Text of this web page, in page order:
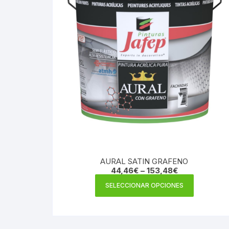
AURAL SATIN GRAFENO
44,46€– 153,48€
SELECCIONAR OPCIONES